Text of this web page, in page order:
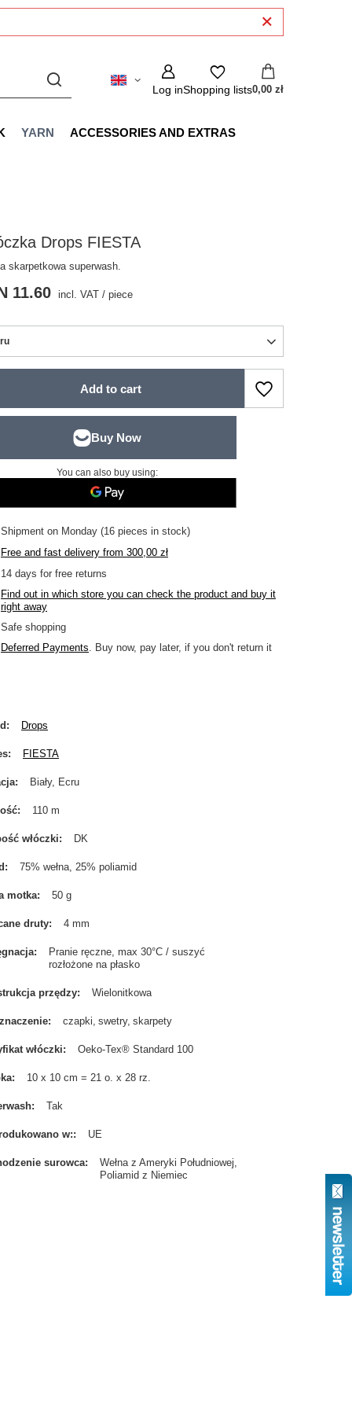
Log inShopping lists0,00 zł
YARN ACCESSORIES AND EXTRAS
Drops FIESTA
skarpetkowa superwash.
11.60 incl. VAT /piece
Add to cart
You can also buy using:
Shipmenton Monday (16 pieces in stock)
Free and fast delivery from300,00 zł
14 days for free returns
Find out in which store you can check the product and buy it
right away
Safe shopping
Deferred Payments. Buy now, pay later, if you don't return it
Drops
FIESTA
Biały, Ecru
110 m
włóczki DK
75% wełna, 25% poliamid
motka 50 g
druty 4 mm
Pranie ręczne, max 30°C / suszyć
rozłożone na płasko
przędzy Wielonitkowa
czapki swetry skarpety
włóczki Oeko-Tex® Standard 100
10 x 10 cm = 21 o. x 28 rz.
Tak
w: UE
surowca
Wełna z Ameryki Południowej
Poliamid z Niemiec